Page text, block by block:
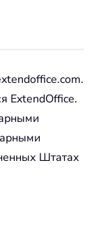
ExtendOffice.
Штатах